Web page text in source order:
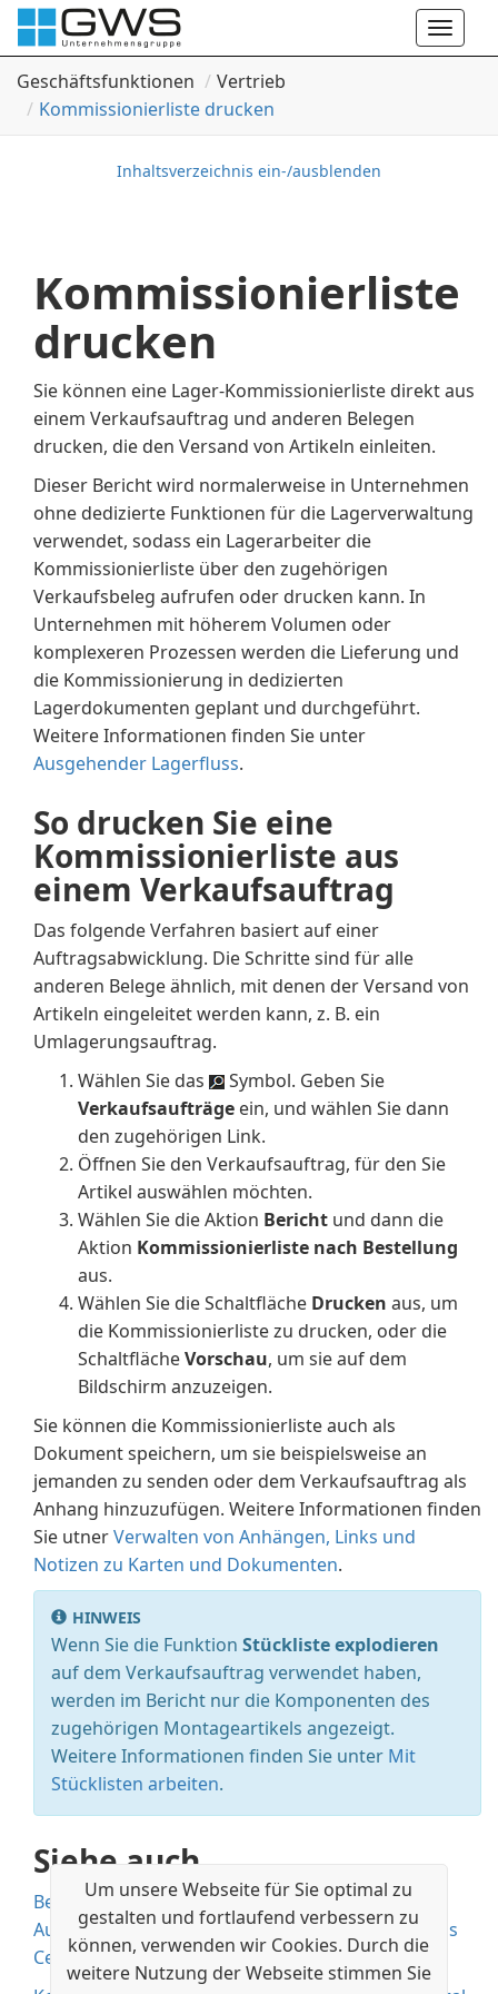
Um unsere Webseite für Sie optimal zu
gestalten und fortlaufend verbessern zu
können, verwenden wir Cookies. Durch die
weitere Nutzung der Webseite stimmen Sie
Toggle
Geschäftsfunktionen
Vertrieb
Kommissionierliste drucken
Inhaltsverzeichnis ein-/ausblenden
Kommissionierliste
drucken
Sie können eine Lager-Kommissionierliste direkt aus
einem Verkaufsauftrag und anderen Belegen
drucken, die den Versand von Artikeln einleiten.
Dieser Bericht wird normalerweise in Unternehmen
ohne dedizierte Funktionen für die Lagerverwaltung
verwendet, sodass ein Lagerarbeiter die
Kommissionierliste über den zugehörigen
Verkaufsbeleg aufrufen oder drucken kann. In
Unternehmen mit höherem Volumen oder
komplexeren Prozessen werden die Lieferung und
die Kommissionierung in dedizierten
Lagerdokumenten geplant und durchgeführt.
Weitere Informationen finden Sie unter
Ausgehender Lagerfluss.
So drucken Sie eine
Kommissionierliste aus
einem Verkaufsauftrag
Das folgende Verfahren basiert auf einer
Auftragsabwicklung. Die Schritte sind für alle
anderen Belege ähnlich, mit denen der Versand von
Artikeln eingeleitet werden kann, z. B. ein
Umlagerungsauftrag.
Wählen Sie das
Symbol. Geben Sie
Verkaufsaufträge ein, und wählen Sie dann
den zugehörigen Link.
Öffnen Sie den Verkaufsauftrag, für den Sie
Artikel auswählen möchten.
Wählen Sie die Aktion Bericht und dann die
Aktion Kommissionierliste nach Bestellung
aus.
Wählen Sie die Schaltfläche Drucken aus, um
die Kommissionierliste zu drucken, oder die
SchaltflächeVorschau, um sie auf dem
Bildschirm anzuzeigen.
Sie können die Kommissionierliste auch als
Dokument speichern, um sie beispielsweise an
jemanden zu senden oder dem Verkaufsauftrag als
Anhang hinzuzufügen. Weitere Informationen finden
Sie utnerVerwalten von Anhängen, Links und
Notizen zu Karten und Dokumenten.
HINWEIS
Wenn Sie die Funktion Stückliste explodieren
auf dem Verkaufsauftrag verwendet haben,
werden im Bericht nur die Komponenten des
zugehörigen Montageartikels angezeigt.
Weitere Informationen finden Sie unter Mit
Stücklisten arbeiten.
Siehe auch
Bestand
Ausgehende Lagerflüsse Arbeiten Sie mit Business
Central